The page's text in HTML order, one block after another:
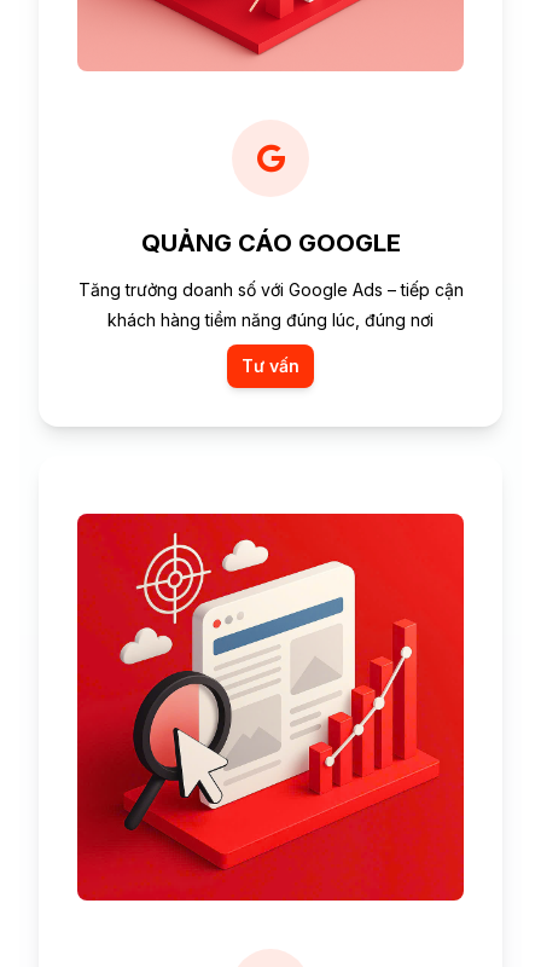
QUẢNG CÁO GOOGLE
Tăng trưởng doanh số với Google Ads – tiếp cận
khách hàng tiềm năng đúng lúc, đúng nơi
Tư vấn